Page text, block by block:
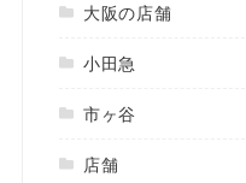
大阪の店舗
小田急
市ヶ谷
店舗